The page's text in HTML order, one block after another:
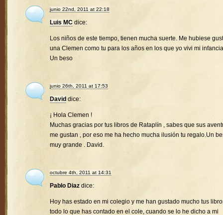
junio 22nd, 2011 at 22:18
Luis MC dice:
Los niños de este tiempo, tienen mucha suerte. Me hubiese
una Clemen como tu para los años en los que yo vivi mi
Un beso
junio 26th, 2011 at 17:53
David dice:
¡ Hola Clemen !
Muchas gracias por tus libros de Rataplín , sabes que sus
me gustan , por eso me ha hecho mucha ilusión tu regalo.Un
muy grande . David.
octubre 4th, 2011 at 14:31
Pablo Diaz dice:
Hoy has estado en mi colegio y me han gustado mucho tus
todo lo que has contado en el cole, cuando se lo he dicho a mi